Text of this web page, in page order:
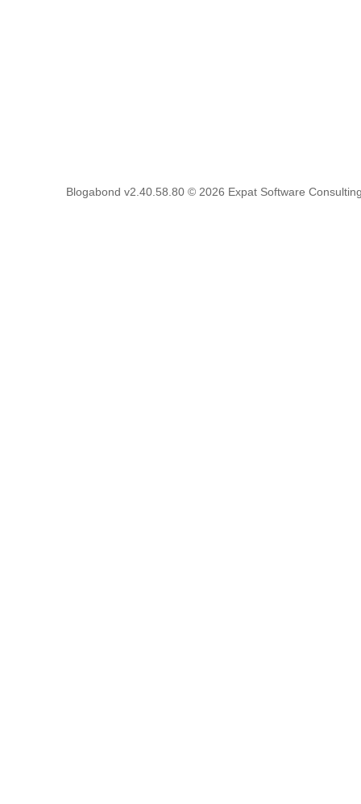
Blogabond v2.40.58.80 © 2026 Expat Software